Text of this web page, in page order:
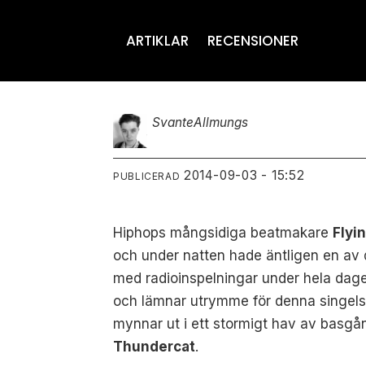
ARTIKLAR RECENSIONER
SvanteAllmungs
PUBLICERAD 2014-09-03 - 15:52
Hiphops mångsidiga beatmakare
och under natten hade äntligen en
med radioinspelningar under hela
och lämnar utrymme för denna
mynnar ut i ett stormigt hav av
Thundercat.